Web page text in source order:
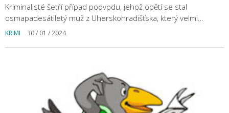
Kriminalisté šetří případ podvodu, jehož obětí se stal
osmapadesátiletý muž z Uherskohradišťska, který velmi…
KRIMI 30 / 01 / 2024